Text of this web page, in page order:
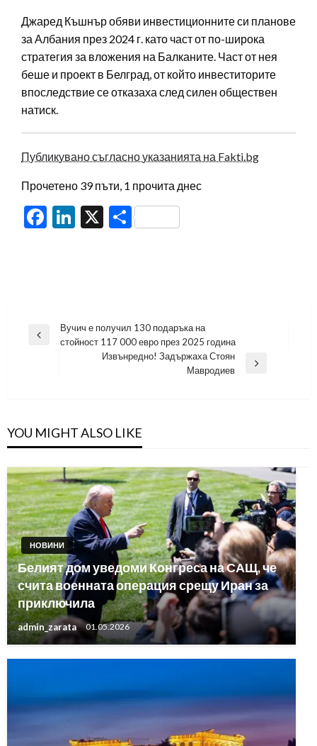
Джаред Къшнър обяви инвестиционните си планове
за Албания през 2024 г. като част от по-широка
стратегия за вложения на Балканите. Част от нея
беше и проект в Белград, от който инвеститорите
впоследствие се отказаха след силен обществен
натиск.
Публикувано съгласно указанията на Fakti.bg
Прочетено 39 пъти, 1 прочита днес
Facebook
LinkedIn
X Share
Навигация
Previous
Вучич е получил 130 подаръка на
стойност 117 000 евро през 2025 година
Извънредно! Задържаха Стоян
Мавродиев
YOU MIGHT ALSO LIKE
НОВИНИ
Белият дом уведоми Конгреса на САЩ, че
счита военната операция срещу Иран за
приключила
admin_zarata 01.05.2026